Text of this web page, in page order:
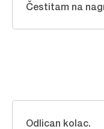
Čestitam na
Odlican kolac.